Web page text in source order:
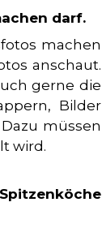
darf.
machen
anschaut.
gerne die
Bilder
müssen
wird.